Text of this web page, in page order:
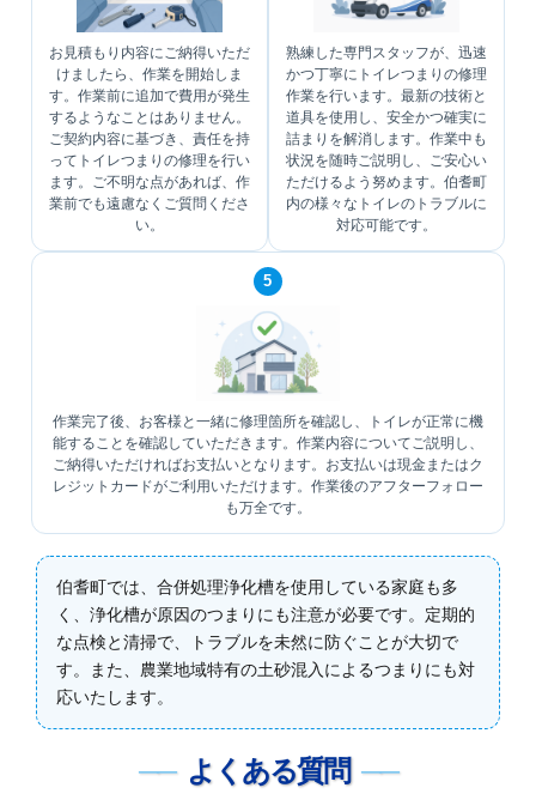
お見積もり内容にご納得いただ
けましたら、作業を開始しま
す。作業前に追加で費用が発生
するようなことはありません。
ご契約内容に基づき、責任を持
ってトイレつまりの修理を行い
ます。ご不明な点があれば、作
業前でも遠慮なくご質問くださ
い。
熟練した専門スタッフが、迅速
かつ丁寧にトイレつまりの修理
作業を行います。最新の技術と
道具を使用し、安全かつ確実に
詰まりを解消します。作業中も
状況を随時ご説明し、ご安心い
ただけるよう努めます。伯耆町
内の様々なトイレのトラブルに
対応可能です。
5
作業完了後、お客様と一緒に修理箇所を確認し、トイレが正常に機
能することを確認していただきます。作業内容についてご説明し、
ご納得いただければお支払いとなります。お支払いは現金またはク
レジットカードがご利用いただけます。作業後のアフターフォロー
も万全です。
伯耆町では、合併処理浄化槽を使用している家庭も多
く、浄化槽が原因のつまりにも注意が必要です。定期的
な点検と清掃で、トラブルを未然に防ぐことが大切で
す。また、農業地域特有の土砂混入によるつまりにも対
応いたします。
よくある質問